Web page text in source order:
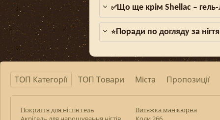
✅Що ще крім Shellac – гель-
⭐Поради по догляду за
ТОП Категорії ТОП Товари Міста Пропозиції
Покриття для нігтів гель
Витяжка манікюрна